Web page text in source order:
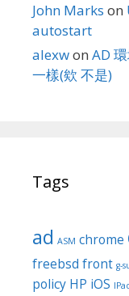
John Marks on
autostart
alexwon AD
一樣(欸 不是)
Tags
ad ASM chrome
freebsd front g-
policy HP iOS